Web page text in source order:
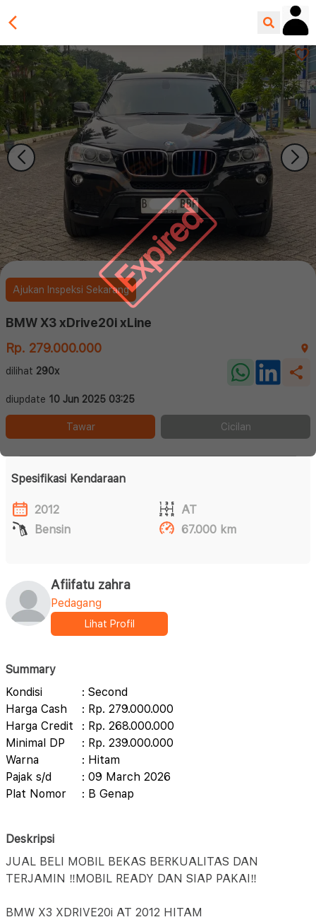
Expired
Ajukan Inspeksi Sekarang
BMW X3 xDrive20i xLine
Rp. 279.000.000
dilihat 290x
diupdate 10 Jun 2025 03:25
Tawar Cicilan
Spesifikasi Kendaraan
2012
AT
Bensin
67.000 km
Afiifatu zahra
Pedagang
Lihat Profil
Summary
Kondisi
: Second
Harga Cash
: Rp. 279.000.000
Harga Credit
: Rp. 268.000.000
Minimal DP
: Rp. 239.000.000
Warna
: Hitam
Pajak s/d
: 09 March 2026
Plat Nomor
: B Genap
Deskripsi
JUAL BELI MOBIL BEKAS BERKUALITAS DAN
TERJAMIN ‼️MOBIL READY DAN SIAP PAKAI‼️
BMW X3 XDRIVE20i AT 2012 HITAM